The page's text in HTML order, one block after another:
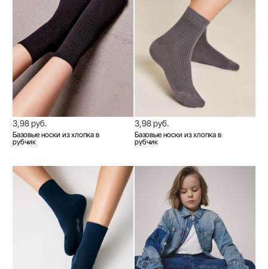
3,98 руб.
Базовые носки из хлопка в
рубчик
3,98 руб.
Базовые носки из хлопка в
рубчик